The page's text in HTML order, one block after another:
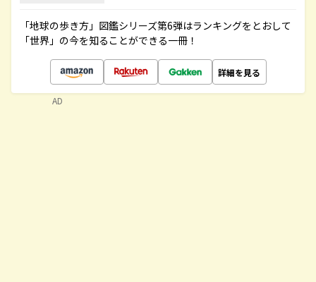
「地球の歩き方」図鑑シリーズ第6弾はランキングをとおして
「世界」の今を知ることができる一冊！
詳細を見る
AD